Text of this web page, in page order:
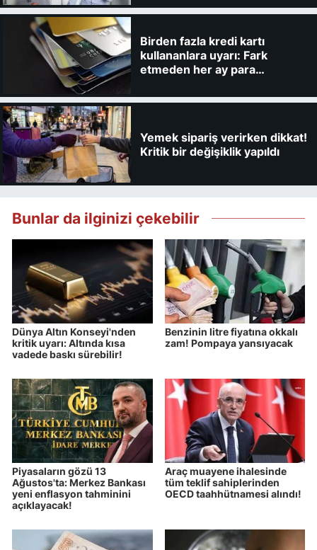
Birden fazla kredi kartı
kullananlara uyarı: Fark
etmeden her ay para
Yemek sipariş verirken dikkat!
Kritik bir değişiklik yapıldı
Bunlar da ilginizi çekebilir
Dünya Altın Konseyi'nden
kritik uyarı: Altında kısa
vadede baskı sürebilir!
Benzinin litre fiyatına okkalı
zam! Pompaya yansıyacak
Piyasaların gözü 13
Ağustos'ta: Merkez Bankası
yeni enflasyon tahminini
açıklayacak!
Araç muayene ihalesinde
tüm teklif sahiplerinden
OECD taahhütnamesi alındı!